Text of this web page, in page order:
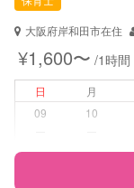
対応可能/特徴
病児対応
障がい児対応
レッスン
大阪府岸和田市在住
¥1,600〜 /1時間
日 月
09
10